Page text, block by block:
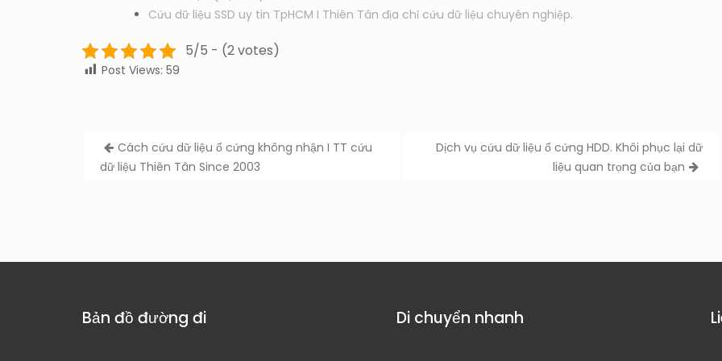
Cứu dữ liệu SSD uy tin TpHCM I Thiên Tân địa chỉ cứu dữ liệu chuyên nghiệp.
5/5 - (2 votes)
Post Views: 59
Post
navigation
Cách cứu dữ liệu ổ cứng không nhận I TT cứu
dữ liệu Thiên Tân Since 2003
Dịch vụ cứu dữ liệu ổ cứng HDD. Khôi phục lại dữ
liệu quan trọng của bạn
Bản đồ đường đi Di chuyển nhanh